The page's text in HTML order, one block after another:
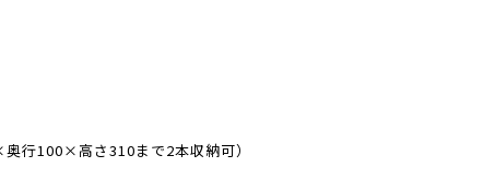
行100×高さ310まで2本収納可）